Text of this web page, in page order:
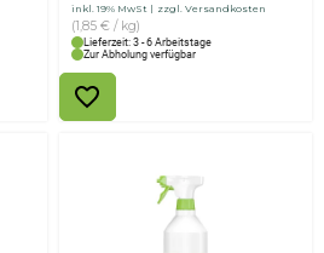
inkl. 19% MwSt zzgl. Versandkosten
(1,85 € / kg)
Lieferzeit: 3 - 6 Arbeitstage
Zur Abholung verfügbar